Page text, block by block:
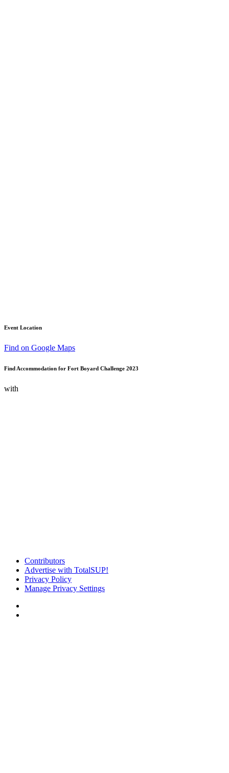
Event Location
Find on Google Maps
Find Accommodation for Fort Boyard Challenge 2023
with
Contributors
Advertise with TotalSUP!
Privacy Policy
Manage Privacy Settings